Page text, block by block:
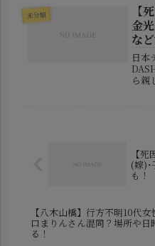
し
で
未分類
【
金
な
日本
ら親
【
(嫁)･
も！
【八木山橋】行方不明10代女
口まりんさん混同？場所や日
る！